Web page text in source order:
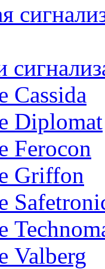
Cassida
Diplomat
Ferocon
Griffon
Valberg